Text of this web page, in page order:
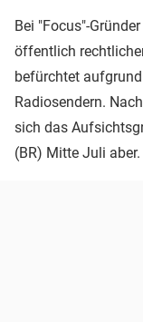
Bei "Focus"-
öffentlich
befürchtet
Radiosendern.
sich das
(BR) Mitte Juli aber.